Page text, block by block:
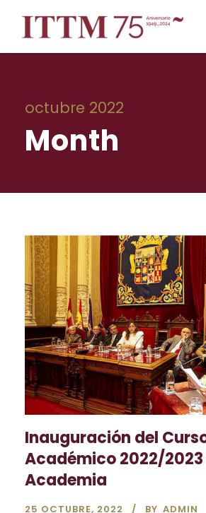
octubre 2022
Month
Inauguración del
Académico 2022/2023
Academia
25 OCTUBRE, 2022 BY ADMIN